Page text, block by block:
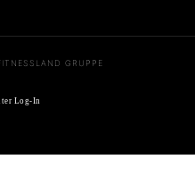
GRUPPE
Log-In